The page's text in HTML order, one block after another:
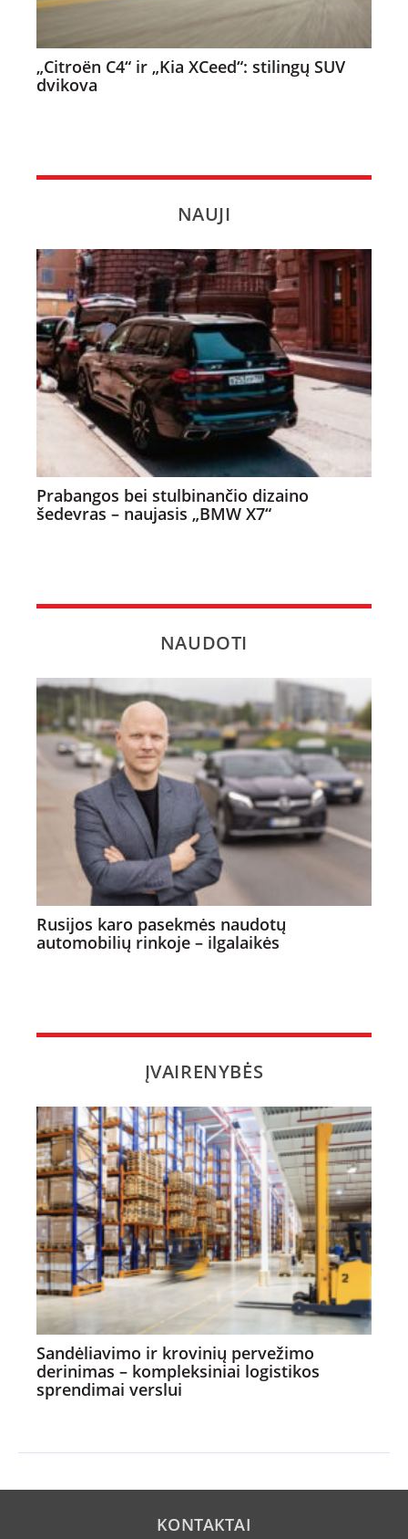
„Citroën C4“ ir „Kia XCeed“: stilingų SUV
dvikova
NAUJI
Prabangos bei stulbinančio dizaino
šedevras – naujasis „BMW X7“
NAUDOTI
Rusijos karo pasekmės naudotų
automobilių rinkoje – ilgalaikės
ĮVAIRENYBĖS
Sandėliavimo ir krovinių pervežimo
derinimas – kompleksiniai logistikos
sprendimai verslui
KONTAKTAI